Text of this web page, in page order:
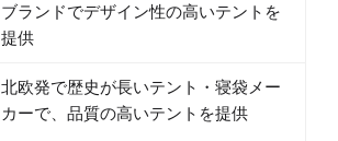
ブランドでデザイン性の高いテントを
提供
北欧発で歴史が長いテント・寝袋メー
カーで、品質の高いテントを提供